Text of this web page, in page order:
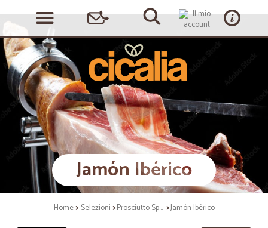
Jamón Ibérico
Home Selezioni Prosciutto Spagnolo Jamón Ibérico